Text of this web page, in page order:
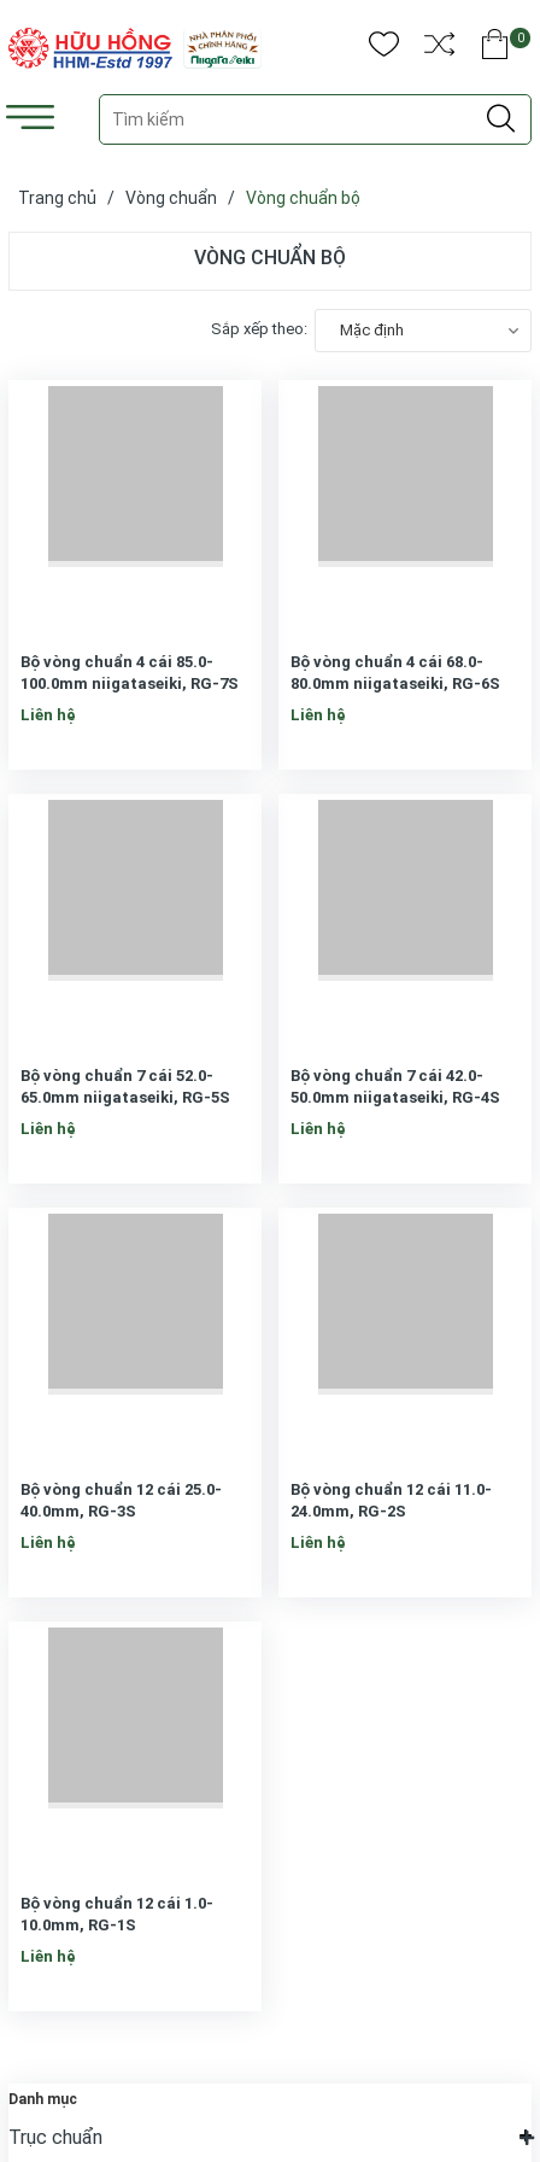
0
Trang chủ / Vòng chuẩn / Vòng chuẩn bộ
Danh mục
Trục chuẩn
VÒNG CHUẨN BỘ
Sắp xếp theo: Mặc định
Bộ vòng chuẩn 4 cái 85.0-
100.0mm niigataseiki, RG-7S
Liên hệ
Bộ vòng chuẩn 4 cái 68.0-
80.0mm niigataseiki, RG-6S
Liên hệ
Bộ vòng chuẩn 7 cái 52.0-
65.0mm niigataseiki, RG-5S
Liên hệ
Bộ vòng chuẩn 7 cái 42.0-
50.0mm niigataseiki, RG-4S
Liên hệ
Bộ vòng chuẩn 12 cái 25.0-
40.0mm, RG-3S
Liên hệ
Bộ vòng chuẩn 12 cái 11.0-
24.0mm, RG-2S
Liên hệ
Bộ vòng chuẩn 12 cái 1.0-
10.0mm, RG-1S
Liên hệ